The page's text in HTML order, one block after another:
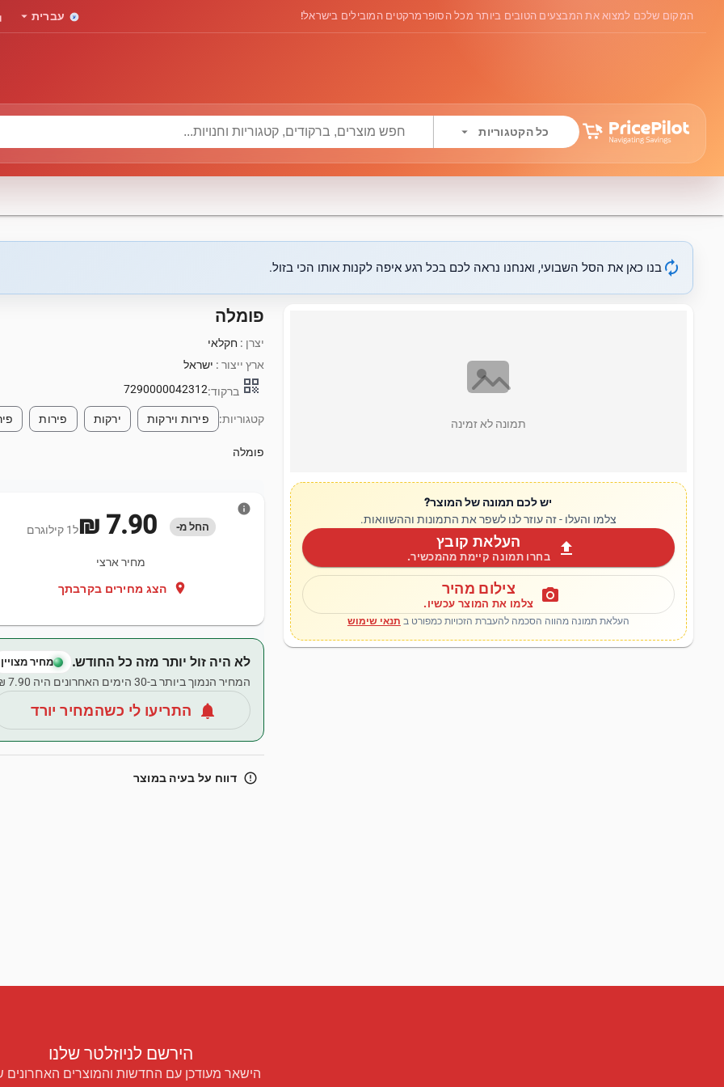
המקום שלכם למצוא את המבצעים הטובים ביותר מכל הסופרמרקטים המובילים בישראל! עברית arrow_drop_down
כל הקטגוריות arrow_drop_down
autorenew בנו כאן את הסל השבועי, ואנחנו נראה לכם בכל רגע איפה לקנות אותו הכי בזול.
תמונה לא זמינה
יש לכם תמונה של המוצר?
צלמו והעלו - זה עוזר לנו לשפר את התמונות וההשוואות.
upload העלאת קובץ
בחרו תמונה קיימת מהמכשיר.
photo_camera צילום מהיר
צלמו את המוצר עכשיו.
העלאת תמונה מהווה הסכמה להעברת הזכויות כמפורט ב תנאי שימוש
פומלה
יצרן : חקלאי
ארץ ייצור : ישראל
qr_code ברקוד:7290000042312
קטגוריות: פירות וירקות ירקות פירות
פומלה
החל מ- ‏7.90 ‏₪ ל1 קילוגרם
מחיר ארצי
location_on הצג מחירים בקרבתך
info
לא היה זול יותר מזה כל החודש. מחיר מצויין
המחיר הנמוך ביותר ב-30 הימים האחרונים היה ‏7.90 ‏₪.
notifications התריעו לי כשהמחיר יורד
error_outline דווח על בעיה במוצר
הירשם לניוזלטר שלנו
הישאר מעודכן עם החדשות והמוצרים האחרונים